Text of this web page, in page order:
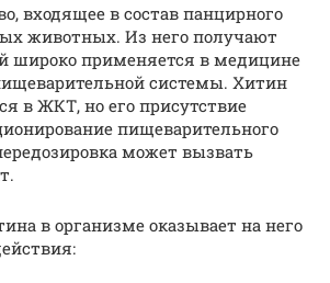
входящее в состав панцирного
животных. Из него получают
широко применяется в медицине
системы. Хитин
в ЖКТ, но его присутствие
пищеварительного
может вызвать
в организме оказывает на него